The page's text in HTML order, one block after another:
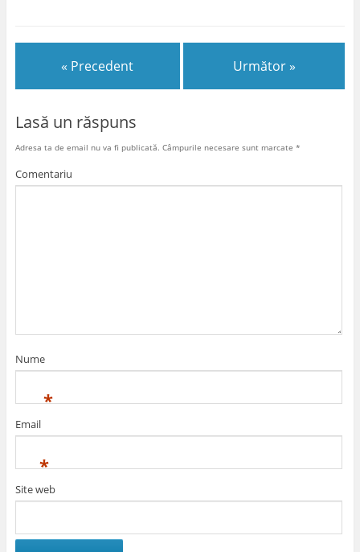
« Precedent Următor »
Lasă un răspuns
Adresa ta de email nu va fi publicată. Câmpurile necesare sunt marcate *
Comentariu
Nume
*
Email
*
Site web